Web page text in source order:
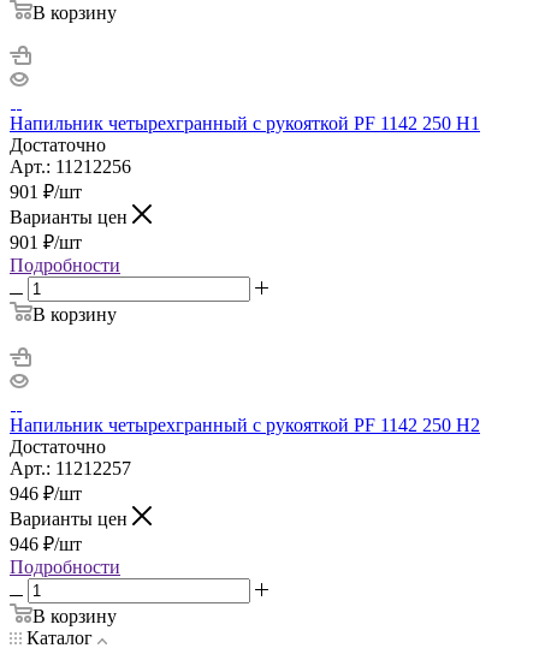
В корзину
Напильник четырехгранный с рукояткой PF 1142 250 H1
Достаточно
Арт.: 11212256
901 ₽/шт
Варианты цен
901 ₽/шт
Подробности
В корзину
Напильник четырехгранный с рукояткой PF 1142 250 H2
Достаточно
Арт.: 11212257
946 ₽/шт
Варианты цен
946 ₽/шт
Подробности
В корзину
Каталог